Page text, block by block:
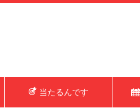
当たるんです